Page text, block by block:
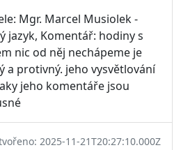
Mgr. Marcel Musiolek -
jazyk, Komentář: hodiny s
nic od něj nechápeme je
a protivný. jeho vysvětlování
jeho komentáře jsou
2025-11-21T20:27:10.000Z